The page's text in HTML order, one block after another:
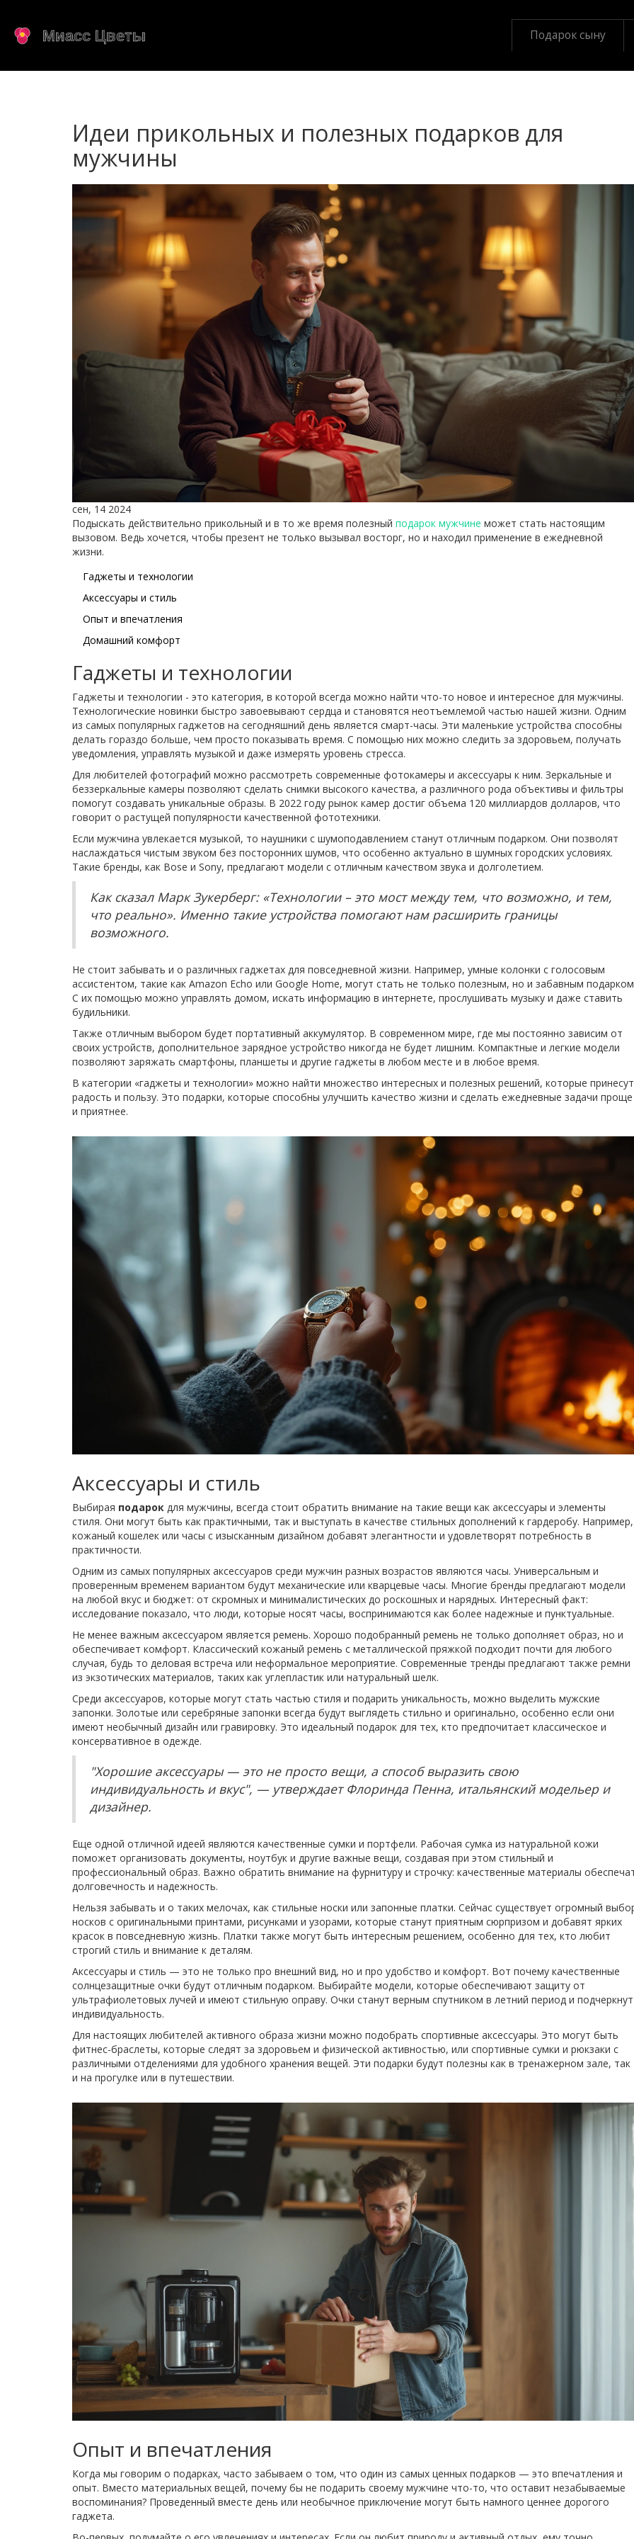
Подарок сыну
Идеи прикольных и полезных подарков для
мужчины
сен, 14 2024
Подыскать действительно прикольный и в то же время полезный подарок мужчине может стать настоящим
вызовом. Ведь хочется, чтобы презент не только вызывал восторг, но и находил применение в ежедневной
жизни.
Гаджеты и технологии
Аксессуары и стиль
Опыт и впечатления
Домашний комфорт
Гаджеты и технологии
Гаджеты и технологии - это категория, в которой всегда можно найти что-то новое и интересное для мужчины.
Технологические новинки быстро завоевывают сердца и становятся неотъемлемой частью нашей жизни. Одним
из самых популярных гаджетов на сегодняшний день является смарт-часы. Эти маленькие устройства способны
делать гораздо больше, чем просто показывать время. С помощью них можно следить за здоровьем, получать
уведомления, управлять музыкой и даже измерять уровень стресса.
Для любителей фотографий можно рассмотреть современные фотокамеры и аксессуары к ним. Зеркальные и
беззеркальные камеры позволяют сделать снимки высокого качества, а различного рода объективы и фильтры
помогут создавать уникальные образы. В 2022 году рынок камер достиг объема 120 миллиардов долларов, что
говорит о растущей популярности качественной фототехники.
Если мужчина увлекается музыкой, то наушники с шумоподавлением станут отличным подарком. Они позволят
наслаждаться чистым звуком без посторонних шумов, что особенно актуально в шумных городских условиях.
Такие бренды, как Bose и Sony, предлагают модели с отличным качеством звука и долголетием.
Как сказал Марк Зукерберг: «Технологии – это мост между тем, что возможно, и тем,
что реально». Именно такие устройства помогают нам расширить границы
возможного.
Не стоит забывать и о различных гаджетах для повседневной жизни. Например, умные колонки с голосовым
ассистентом, такие как Amazon Echo или Google Home, могут стать не только полезным, но и забавным
С их помощью можно управлять домом, искать информацию в интернете, прослушивать музыку и даже ставить
будильники.
Также отличным выбором будет портативный аккумулятор. В современном мире, где мы постоянно зависим от
своих устройств, дополнительное зарядное устройство никогда не будет лишним. Компактные и легкие модели
позволяют заряжать смартфоны, планшеты и другие гаджеты в любом месте и в любое время.
В категории «гаджеты и технологии» можно найти множество интересных и полезных решений, которые принесут
радость и пользу. Это подарки, которые способны улучшить качество жизни и сделать ежедневные задачи проще
и приятнее.
Аксессуары и стиль
Выбирая подарок для мужчины, всегда стоит обратить внимание на такие вещи как аксессуары и элементы
стиля. Они могут быть как практичными, так и выступать в качестве стильных дополнений к гардеробу. Например,
кожаный кошелек или часы с изысканным дизайном добавят элегантности и удовлетворят потребность в
практичности.
Одним из самых популярных аксессуаров среди мужчин разных возрастов являются часы. Универсальным и
проверенным временем вариантом будут механические или кварцевые часы. Многие бренды предлагают модели
на любой вкус и бюджет: от скромных и минималистических до роскошных и нарядных. Интересный факт:
исследование показало, что люди, которые носят часы, воспринимаются как более надежные и пунктуальные.
Не менее важным аксессуаром является ремень. Хорошо подобранный ремень не только дополняет образ, но и
обеспечивает комфорт. Классический кожаный ремень с металлической пряжкой подходит почти для любого
случая, будь то деловая встреча или неформальное мероприятие. Современные тренды предлагают также ремни
из экзотических материалов, таких как углепластик или натуральный шелк.
Среди аксессуаров, которые могут стать частью стиля и подарить уникальность, можно выделить мужские
запонки. Золотые или серебряные запонки всегда будут выглядеть стильно и оригинально, особенно если они
имеют необычный дизайн или гравировку. Это идеальный подарок для тех, кто предпочитает классическое и
консервативное в одежде.
"Хорошие аксессуары — это не просто вещи, а способ выразить свою
индивидуальность и вкус", — утверждает Флоринда Пенна, итальянский модельер и
дизайнер.
Еще одной отличной идеей являются качественные сумки и портфели. Рабочая сумка из натуральной кожи
поможет организовать документы, ноутбук и другие важные вещи, создавая при этом стильный и
профессиональный образ. Важно обратить внимание на фурнитуру и строчку: качественные материалы
долговечность и надежность.
Нельзя забывать и о таких мелочах, как стильные носки или запонные платки. Сейчас существует огромный
носков с оригинальными принтами, рисунками и узорами, которые станут приятным сюрпризом и добавят ярких
красок в повседневную жизнь. Платки также могут быть интересным решением, особенно для тех, кто любит
строгий стиль и внимание к деталям.
Аксессуары и стиль — это не только про внешний вид, но и про удобство и комфорт. Вот почему качественные
солнцезащитные очки будут отличным подарком. Выбирайте модели, которые обеспечивают защиту от
ультрафиолетовых лучей и имеют стильную оправу. Очки станут верным спутником в летний период и подчеркнут
индивидуальность.
Для настоящих любителей активного образа жизни можно подобрать спортивные аксессуары. Это могут быть
фитнес-браслеты, которые следят за здоровьем и физической активностью, или спортивные сумки и рюкзаки с
различными отделениями для удобного хранения вещей. Эти подарки будут полезны как в тренажерном зале, так
и на прогулке или в путешествии.
Опыт и впечатления
Когда мы говорим о подарках, часто забываем о том, что один из самых ценных подарков — это впечатления и
опыт. Вместо материальных вещей, почему бы не подарить своему мужчине что-то, что оставит незабываемые
воспоминания? Проведенный вместе день или необычное приключение могут быть намного ценнее дорогого
гаджета.